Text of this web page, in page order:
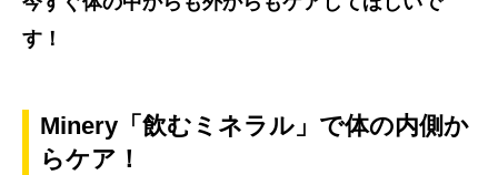
す！
Minery「飲むミネラル」で体の内側か
らケア！